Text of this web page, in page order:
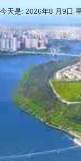
今天是: 2026年8 月9日